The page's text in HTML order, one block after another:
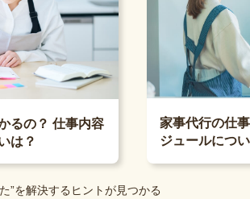
るの？ 仕事内容
は？
家事代行の仕
ジュールにつ
”を解決するヒントが見つかる